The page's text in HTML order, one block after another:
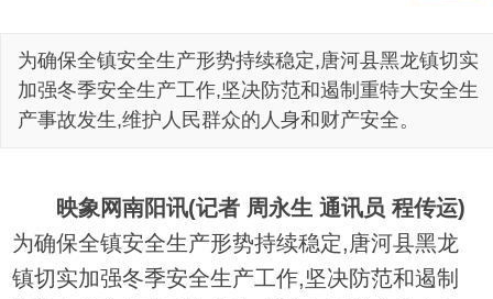
为确保全镇安全生产形势持续稳定,唐河县黑龙镇切实
加强冬季安全生产工作,坚决防范和遏制重特大安全生
产事故发生,维护人民群众的人身和财产安全。
映象网南阳讯(记者 周永生 通讯员 程传运)
为确保全镇安全生产形势持续稳定,唐河县黑龙
镇切实加强冬季安全生产工作,坚决防范和遏制